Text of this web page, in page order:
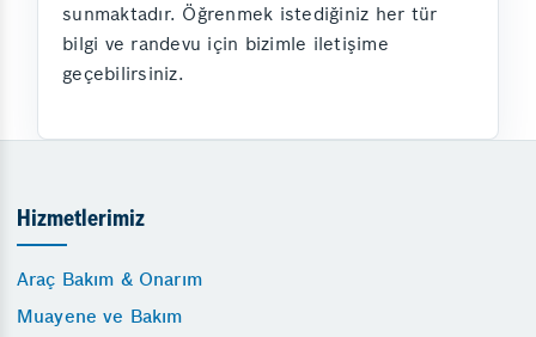
sunmaktadır. Öğrenmek istediğiniz her tür
bilgi ve randevu için bizimle iletişime
geçebilirsiniz.
Hizmetlerimiz
Araç Bakım & Onarım
Muayene ve Bakım